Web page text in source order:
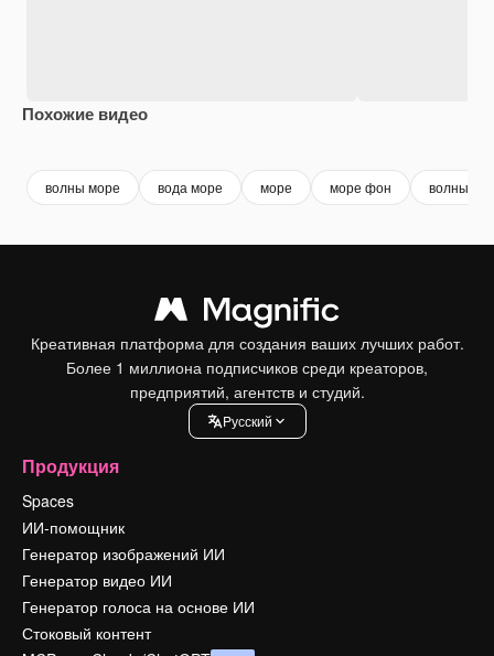
Похожие видео
волны море вода море море море фон волны
Креативная платформа для создания ваших лучших работ.
Более 1 миллиона подписчиков среди креаторов,
предприятий, агентств и студий.
Pусский
Продукция
Spaces
ИИ-помощник
Генератор изображений ИИ
Генератор видео ИИ
Генератор голоса на основе ИИ
Стоковый контент